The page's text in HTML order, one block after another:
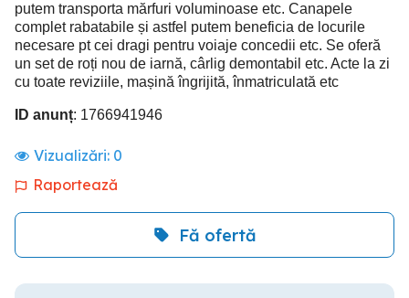
putem transporta mărfuri voluminoase etc. Canapele
complet rabatabile și astfel putem beneficia de locurile
necesare pt cei dragi pentru voiaje concedii etc. Se oferă
un set de roți nou de iarnă, cârlig demontabil etc. Acte la zi
cu toate reviziile, mașină îngrijită, înmatriculată etc
ID anunț: 1766941946
Vizualizări: 0
Raportează
Fă ofertă